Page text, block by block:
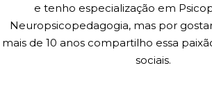
e tenho especialização em
Neuropsicopedagogia, mas por
mais de 10 anos compartilho essa
sociais.